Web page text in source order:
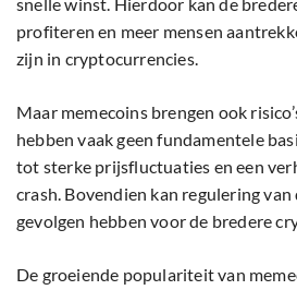
profiteren en meer mensen
zijn in cryptocurrencies.
Maar memecoins brengen ook
hebben vaak geen fundamentele
tot sterke prijsfluctuaties en een
crash. Bovendien kan regulering
gevolgen hebben voor de bredere
De groeiende populariteit van